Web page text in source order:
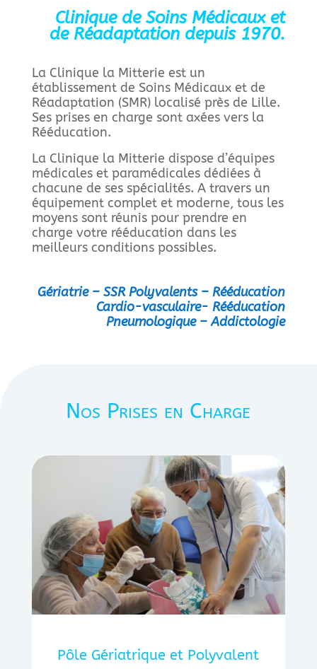
Clinique de Soins Médicaux et
de Réadaptation depuis 1970.
La Clinique la Mitterie est un
établissement de Soins Médicaux et de
Réadaptation (SMR) localisé près de Lille.
Ses prises en charge sont axées vers la
Rééducation.
La Clinique la Mitterie dispose d’équipes
médicales et paramédicales dédiées à
chacune de ses spécialités. A travers un
équipement complet et moderne, tous les
moyens sont réunis pour prendre en
charge votre rééducation dans les
meilleurs conditions possibles.
Gériatrie – SSR Polyvalents – Rééducation
Cardio-vasculaire-Rééducation
Pneumologique – Addictologie
Nos Prises en Charge
Pôle Gériatrique et Polyvalent